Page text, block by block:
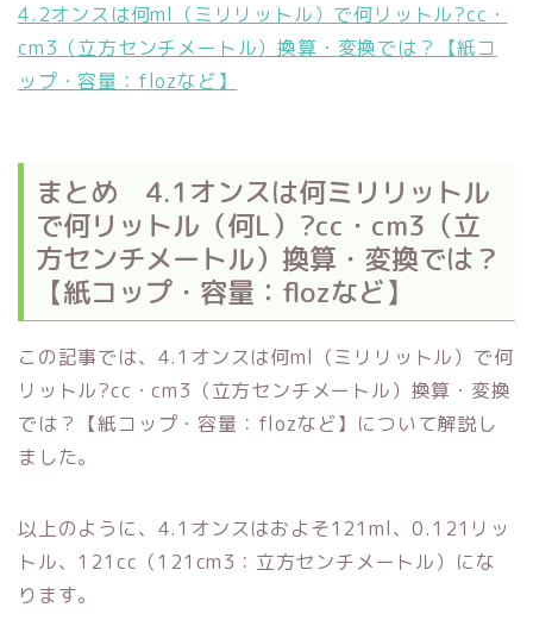
4.2オンスは何ml（ミリリットル）で何リットル?cc・
cm3（立方センチメートル）換算・変換では？【紙コ
ップ・容量：flozなど】
まとめ 4.1オンスは何ミリリットル
で何リットル（何L）?cc・cm3（立
方センチメートル）換算・変換では？
【紙コップ・容量：flozなど】
この記事では、4.1オンスは何ml（ミリリットル）で何
リットル?cc・cm3（立方センチメートル）換算・変換
では？【紙コップ・容量：flozなど】について解説し
ました。
以上のように、4.1オンスはおよそ121ml、0.121リッ
トル、121cc（121cm3：立方センチメートル）にな
ります。